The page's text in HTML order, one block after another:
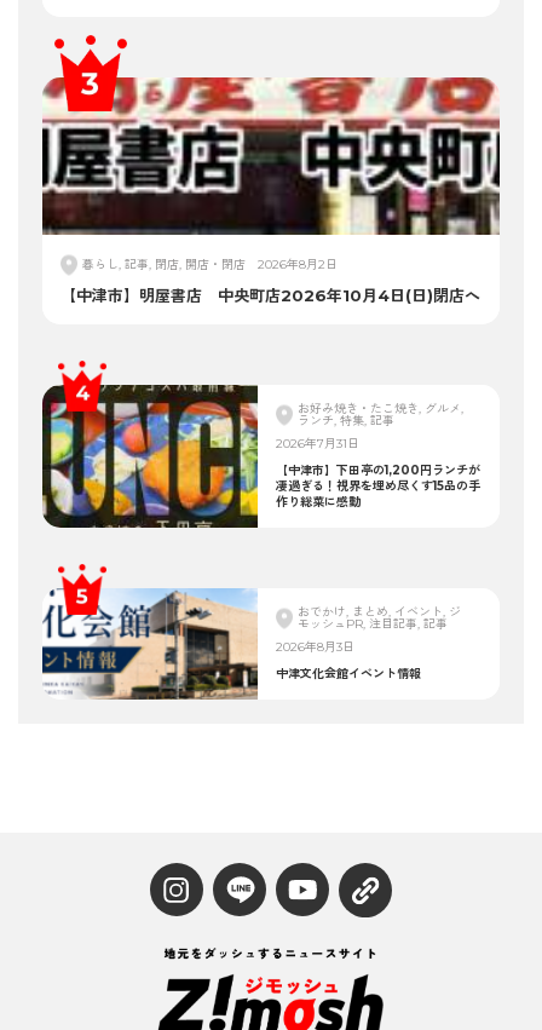
暮らし, 記事, 閉店, 開店・閉店 2026年8月2日
【中津市】明屋書店 中央町店2026年10月4日(日)閉店へ
お好み焼き・たこ焼き, グルメ,
ランチ, 特集, 記事
2026年7月31日
【中津市】下田亭の1,200円ランチが
凄過ぎる！視界を埋め尽くす15品の手
作り総菜に感動
おでかけ, まとめ, イベント, ジ
モッシュPR, 注目記事, 記事
2026年8月3日
中津文化会館イベント情報